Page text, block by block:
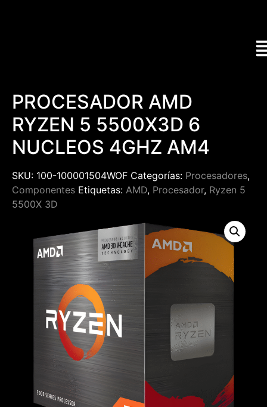
PROCESADOR AMD
RYZEN 5 5500X3D 6
NUCLEOS 4GHZ AM4
SKU: 100-100001504WOF Categorías: Procesadores,
Componentes Etiquetas: AMD, Procesador, Ryzen 5
5500X 3D